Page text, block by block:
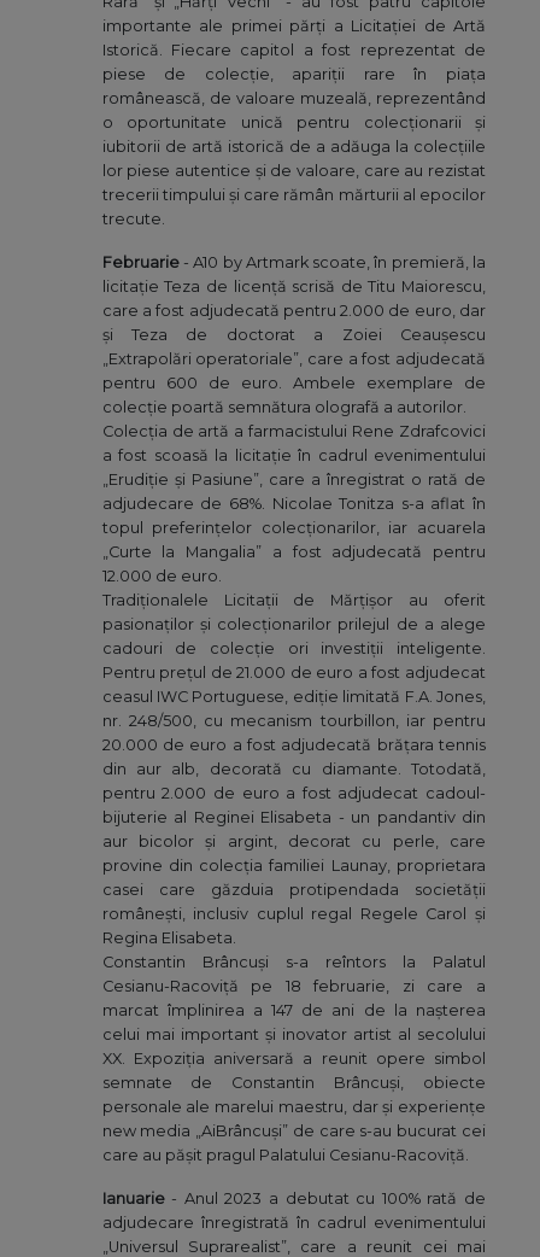
importante ale primei părți a Licitației de Artă
Istorică. Fiecare capitol a fost reprezentat de
piese de colecție, apariții rare în piața
românească, de valoare muzeală, reprezentând
o oportunitate unică pentru colecționarii și
iubitorii de artă istorică de a adăuga la colecțiile
lor piese autentice și de valoare, care au rezistat
trecerii timpului și care rămân mărturii al epocilor
trecute.
Februarie - A10 by Artmark scoate, în premieră, la
licitație Teza de licență scrisă de Titu Maiorescu,
care a fost adjudecată pentru 2.000 de euro, dar
și Teza de doctorat a Zoiei Ceaușescu
„Extrapolări operatoriale”, care a fost adjudecată
pentru 600 de euro. Ambele exemplare de
colecție poartă semnătura olografă a autorilor.
Colecția de artă a farmacistului Rene Zdrafcovici
a fost scoasă la licitație în cadrul evenimentului
„Erudiție și Pasiune”, care a înregistrat o rată de
adjudecare de 68%. Nicolae Tonitza s-a aflat în
topul preferințelor colecționarilor, iar acuarela
„Curte la Mangalia” a fost adjudecată pentru
12.000 de euro.
Tradiționalele Licitații de Mărțișor au oferit
pasionaților și colecționarilor prilejul de a alege
cadouri de colecție ori investiții inteligente.
Pentru prețul de 21.000 de euro a fost adjudecat
ceasul IWC Portuguese, ediție limitată F.A. Jones,
nr. 248/500, cu mecanism tourbillon, iar pentru
20.000 de euro a fost adjudecată brățara tennis
din aur alb, decorată cu diamante. Totodată,
pentru 2.000 de euro a fost adjudecat cadoul-
bijuterie al Reginei Elisabeta - un pandantiv din
aur bicolor și argint, decorat cu perle, care
provine din colecția familiei Launay, proprietara
casei care găzduia protipendada societății
românești, inclusiv cuplul regal Regele Carol și
Regina Elisabeta.
Constantin Brâncuși s-a reîntors la Palatul
Cesianu-Racoviță pe 18 februarie, zi care a
marcat împlinirea a 147 de ani de la nașterea
celui mai important și inovator artist al secolului
XX. Expoziția aniversară a reunit opere simbol
semnate de Constantin Brâncuși, obiecte
personale ale marelui maestru, dar și experiențe
new media „AiBrâncuși” de care s-au bucurat cei
care au pășit pragul Palatului Cesianu-Racoviță.
Ianuarie- Anul 2023 a debutat cu 100% rată de
adjudecare înregistrată în cadrul evenimentului
„Universul Suprarealist”, care a reunit cei mai